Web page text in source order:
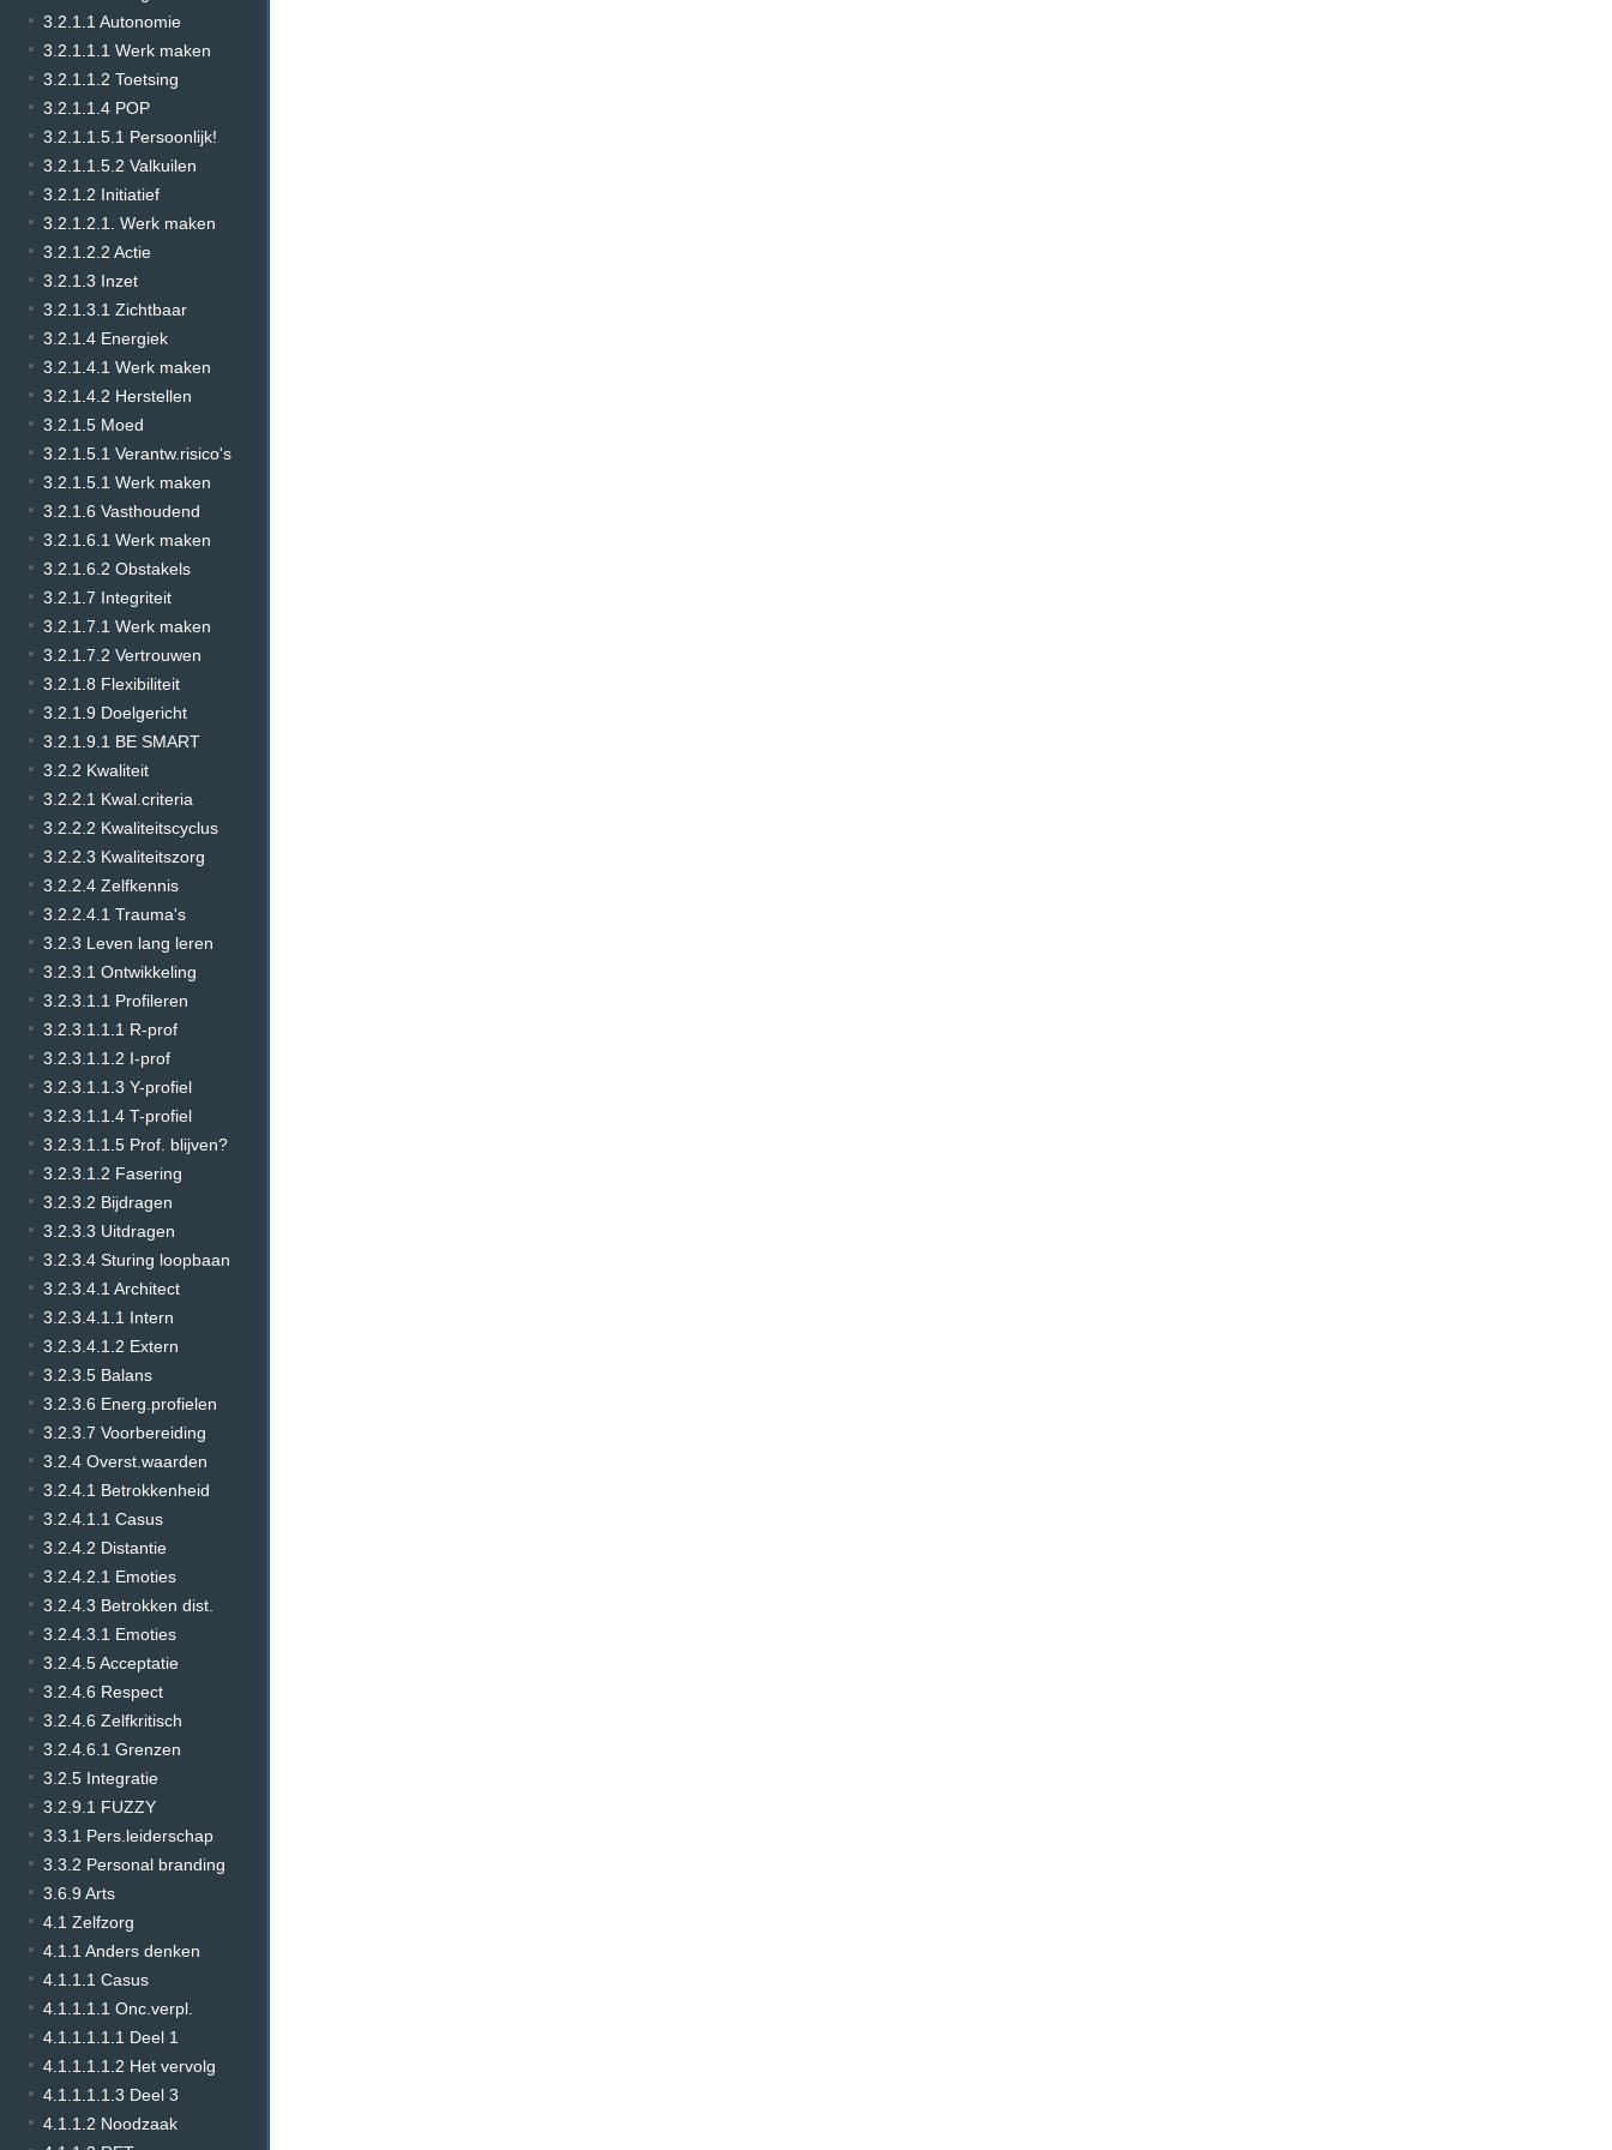
3.2.1.1 Autonomie
3.2.1.1.1 Werk maken
3.2.1.1.2 Toetsing
3.2.1.1.4 POP
3.2.1.1.5.1 Persoonlijk!
3.2.1.1.5.2 Valkuilen
3.2.1.2 Initiatief
3.2.1.2.1. Werk maken
3.2.1.2.2 Actie
3.2.1.3 Inzet
3.2.1.3.1 Zichtbaar
3.2.1.4 Energiek
3.2.1.4.1 Werk maken
3.2.1.4.2 Herstellen
3.2.1.5 Moed
3.2.1.5.1 Verantw.risico's
3.2.1.5.1 Werk maken
3.2.1.6 Vasthoudend
3.2.1.6.1 Werk maken
3.2.1.6.2 Obstakels
3.2.1.7 Integriteit
3.2.1.7.1 Werk maken
3.2.1.7.2 Vertrouwen
3.2.1.8 Flexibiliteit
3.2.1.9 Doelgericht
3.2.1.9.1 BE SMART
3.2.2 Kwaliteit
3.2.2.1 Kwal.criteria
3.2.2.2 Kwaliteitscyclus
3.2.2.3 Kwaliteitszorg
3.2.2.4 Zelfkennis
3.2.2.4.1 Trauma's
3.2.3 Leven lang leren
3.2.3.1 Ontwikkeling
3.2.3.1.1 Profileren
3.2.3.1.1.1 R-prof
3.2.3.1.1.2 I-prof
3.2.3.1.1.3 Y-profiel
3.2.3.1.1.4 T-profiel
3.2.3.1.1.5 Prof. blijven?
3.2.3.1.2 Fasering
3.2.3.2 Bijdragen
3.2.3.3 Uitdragen
3.2.3.4 Sturing loopbaan
3.2.3.4.1 Architect
3.2.3.4.1.1 Intern
3.2.3.4.1.2 Extern
3.2.3.5 Balans
3.2.3.6 Energ.profielen
3.2.3.7 Voorbereiding
3.2.4 Overst.waarden
3.2.4.1 Betrokkenheid
3.2.4.1.1 Casus
3.2.4.2 Distantie
3.2.4.2.1 Emoties
3.2.4.3 Betrokken dist.
3.2.4.3.1 Emoties
3.2.4.5 Acceptatie
3.2.4.6 Respect
3.2.4.6 Zelfkritisch
3.2.4.6.1 Grenzen
3.2.5 Integratie
3.2.9.1 FUZZY
3.3.1 Pers.leiderschap
3.3.2 Personal branding
3.6.9 Arts
4.1 Zelfzorg
4.1.1 Anders denken
4.1.1.1 Casus
4.1.1.1.1 Onc.verpl.
4.1.1.1.1.1 Deel 1
4.1.1.1.1.2 Het vervolg
4.1.1.1.1.3 Deel 3
4.1.1.2 Noodzaak